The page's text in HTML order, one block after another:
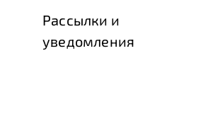
Рассылки и
уведомления